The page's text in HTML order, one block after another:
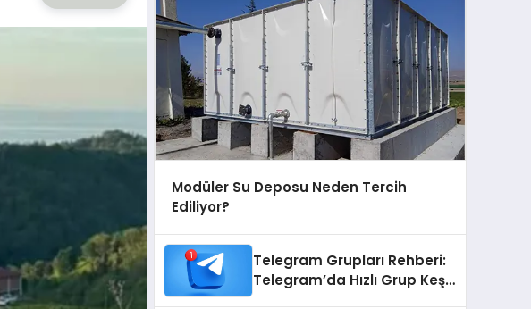
Modüler Su Deposu Neden Tercih
Ediliyor?
Telegram Grupları Rehberi:
Telegram’da Hızlı Grup Keşfi